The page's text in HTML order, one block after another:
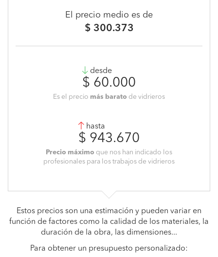
El precio medio es de
$ 300.373
desde
$ 60.000
Es el precio más barato de vidrieros
hasta
$ 943.670
Precio máximo que nos han indicado los
profesionales para los trabajos de vidrieros
Estos precios son una estimación y pueden variar en
función de factores como la calidad de los materiales, la
duración de la obra, las dimensiones...
Para obtener un presupuesto personalizado: